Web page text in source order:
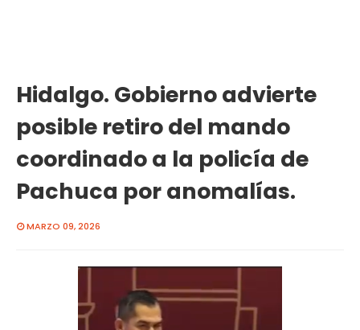
Hidalgo. Gobierno advierte
posible retiro del mando
coordinado a la policía de
Pachuca por anomalías.
MARZO 09, 2026